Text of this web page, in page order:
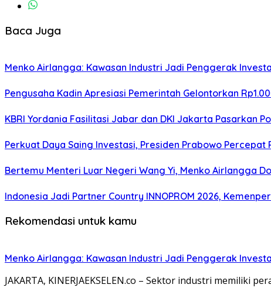
Baca Juga
Menko Airlangga: Kawasan Industri Jadi Penggerak
Pengusaha Kadin Apresiasi Pemerintah Gelontorkan
KBRI Yordania Fasilitasi Jabar dan DKI Jakarta Pasarkan
Perkuat Daya Saing Investasi, Presiden Prabowo Percepat
Bertemu Menteri Luar Negeri Wang Yi, Menko Airlangga
Indonesia Jadi Partner Country INNOPROM 2026,
Rekomendasi untuk kamu
Menko Airlangga: Kawasan Industri Jadi Penggerak
JAKARTA, KINERJAEKSELEN.co – Sektor industri